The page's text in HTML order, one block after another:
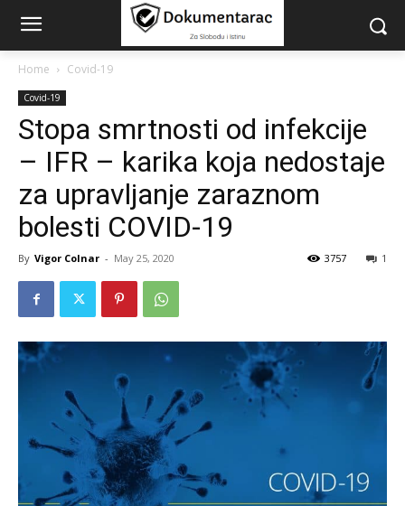
Home Covid-19
Covid-19
Stopa smrtnosti od infekcije
– IFR – karika koja nedostaje
za upravljanje zaraznom
bolesti COVID-19
By Vigor Colnar - May 25, 2020 1
3757